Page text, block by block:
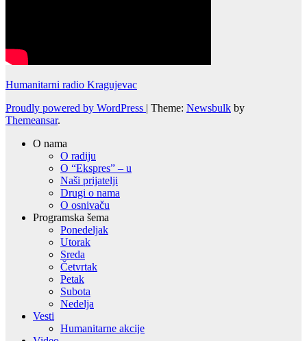
Humanitarni radio Kragujevac
Proudly powered by WordPress | Theme: Newsbulk by
Themeansar.
O nama
O radiju
O “Ekspres” – u
Naši prijatelji
Drugi o nama
O osnivaču
Programska šema
Ponedeljak
Utorak
Sreda
Četvrtak
Petak
Subota
Nedelja
Vesti
Humanitarne akcije